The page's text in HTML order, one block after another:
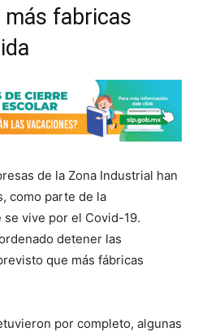
más fabricas
de la Zona Industrial han
como parte de la
vive por el Covid-19.
detener las
que más fábricas
por completo, algunas